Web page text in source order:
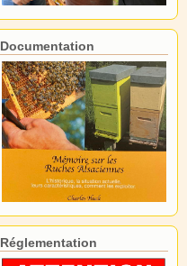
Documentation
Réglementation